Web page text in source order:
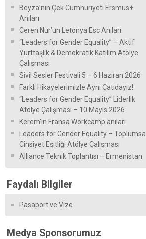
Beyza’nın Çek Cumhuriyeti Ersmus+
Anıları
Ceren Nur’un Letonya Esc Anıları
“Leaders for Gender Equality” – Aktif
Yurttaşlık & Demokratik Katılım Atölye
Çalışması
Sivil Sesler Festivali 5 – 6 Haziran 2026
Farklı Hikayelerimizle Aynı Çatıdayız!
“Leaders for Gender Equality” Liderlik
Atölye Çalışması – 10 Mayıs 2026
Kerem’in Fransa Workcamp anıları
Leaders for Gender Equality – Toplumsal
Cinsiyet Eşitliği Atölye Çalışması
Alliance Teknik Toplantısı – Ermenistan
Faydalı Bilgiler
Pasaport ve Vize
Medya Sponsorumuz